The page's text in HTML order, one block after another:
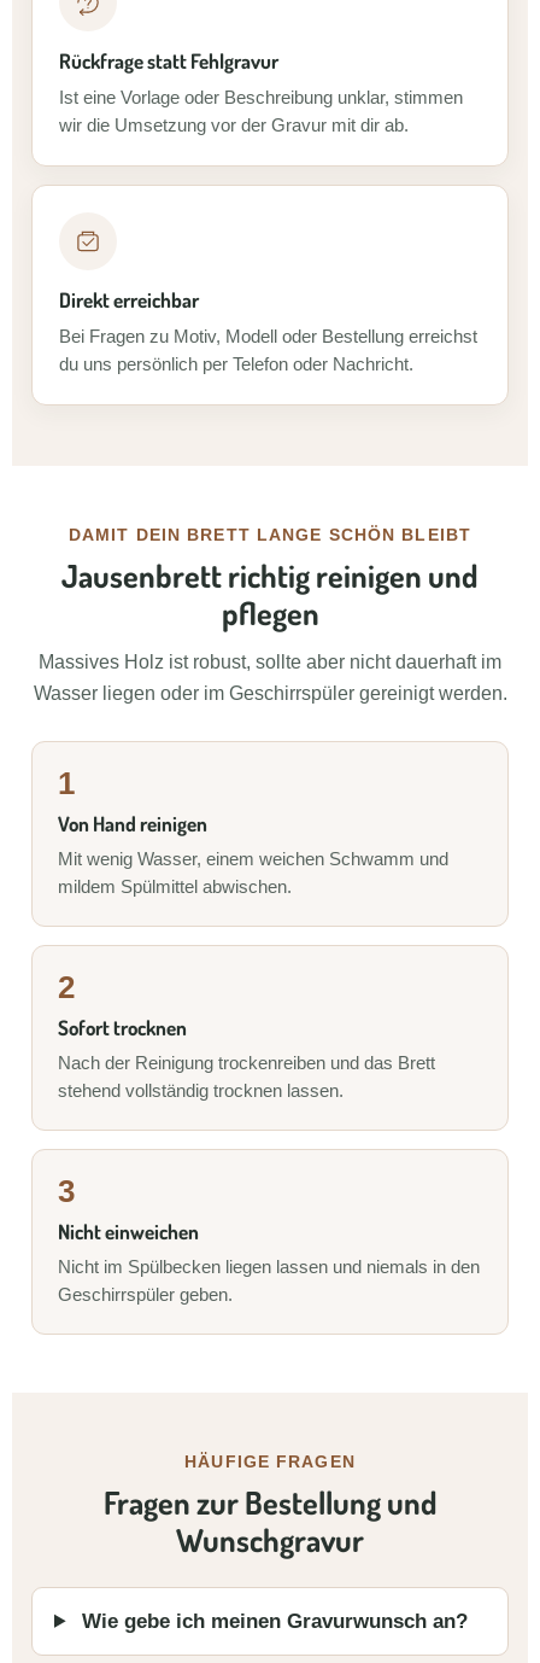
Rückfrage statt Fehlgravur
Ist eine Vorlage oder Beschreibung unklar, stimmen
wir die Umsetzung vor der Gravur mit dir ab.
Direkt erreichbar
Bei Fragen zu Motiv, Modell oder Bestellung erreichst
du uns persönlich per Telefon oder Nachricht.
DAMIT DEIN BRETT LANGE SCHÖN BLEIBT
Jausenbrett richtig reinigen und
pflegen
Massives Holz ist robust, sollte aber nicht dauerhaft im
Wasser liegen oder im Geschirrspüler gereinigt werden.
1
Von Hand reinigen
Mit wenig Wasser, einem weichen Schwamm und
mildem Spülmittel abwischen.
2
Sofort trocknen
Nach der Reinigung trockenreiben und das Brett
stehend vollständig trocknen lassen.
3
Nicht einweichen
Nicht im Spülbecken liegen lassen und niemals in den
Geschirrspüler geben.
HÄUFIGE FRAGEN
Fragen zur Bestellung und
Wunschgravur
Wie gebe ich meinen Gravurwunsch an?